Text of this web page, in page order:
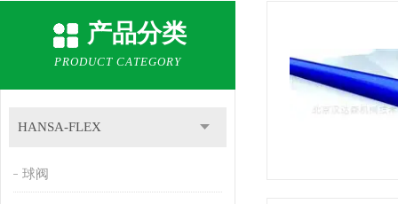
产品分类
PRODUCT CATEGORY
HANSA-FLEX
球阀